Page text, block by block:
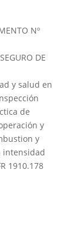
Nº
DE
y salud en
de
y
y
intensidad
1910.178